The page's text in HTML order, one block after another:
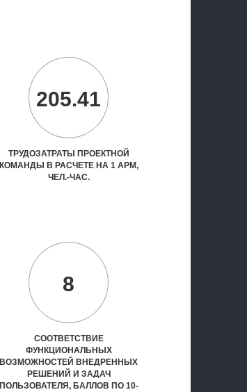
205.41
ТРУДОЗАТРАТЫ ПРОЕКТНОЙ
КОМАНДЫ В РАСЧЕТЕ НА 1 АРМ,
ЧЕЛ.-ЧАС.
8
СООТВЕТСТВИЕ
ФУНКЦИОНАЛЬНЫХ
ВОЗМОЖНОСТЕЙ ВНЕДРЕННЫХ
РЕШЕНИЙ И ЗАДАЧ
ПОЛЬЗОВАТЕЛЯ, БАЛЛОВ ПО 10-